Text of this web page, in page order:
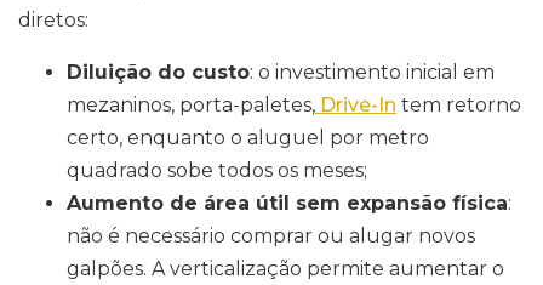
diretos:
Diluição do custo: o investimento inicial em
mezaninos, porta-paletes, Drive-In tem retorno
certo, enquanto o aluguel por metro
quadrado sobe todos os meses;
Aumento de área útil sem expansão física:
não é necessário comprar ou alugar novos
galpões. A verticalização permite aumentar o